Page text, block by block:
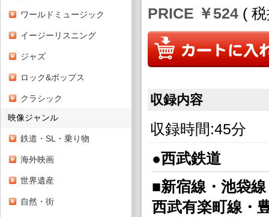
ワールドミュージック
イージーリスニング
ジャズ
ロック&ポップス
クラシック
映像ジャンル
鉄道・SL・乗り物
海外映画
世界遺産
自然・街
PRICE ￥524 (
収録内容
収録時間:45分
●西武鉄道
■新宿線・池袋
西武有楽町線・